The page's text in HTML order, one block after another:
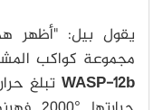
يقول بيل: "أظهر
مجموعة كواكب
WASP-12b